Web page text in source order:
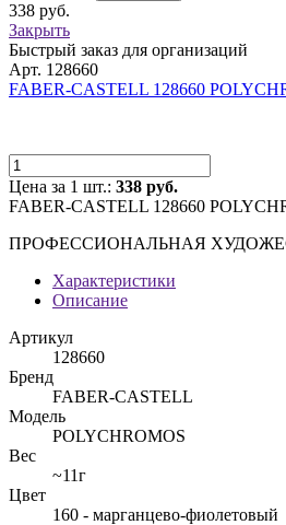
338 руб.
Закрыть
Быстрый заказ для организаций
Арт. 128660
FABER-CASTELL 128660
Цена за 1 шт.: 338 руб.
FABER-CASTELL 128660
ПРОФЕССИОНАЛЬНАЯ
Характеристики
Описание
Артикул
128660
Бренд
FABER-CASTELL
Модель
POLYCHROMOS
Вес
~11г
Цвет
160 - марганцево-фиолетовый